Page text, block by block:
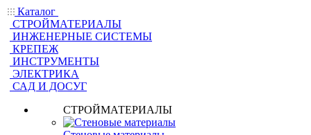
Каталог
СТРОЙМАТЕРИАЛЫ
ИНЖЕНЕРНЫЕ СИСТЕМЫ
КРЕПЕЖ
ИНСТРУМЕНТЫ
ЭЛЕКТРИКА
САД И ДОСУГ
СТРОЙМАТЕРИАЛЫ